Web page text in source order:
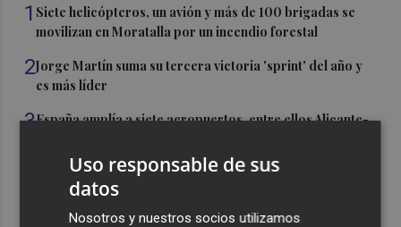
1 Siete helicópteros, un avión y más de 100 brigadas se
movilizan en Moratalla por un incendio forestal
2Jorge Martín suma su tercera victoria 'sprint' del año y
es más líder
3España amplía a siete aeropuertos, entre ellos Alicante-
La Biblioteca Valenciana conmemora el 750 aniversario
del legado de Jaume I
Uso responsable de sus
datos
Nosotros y nuestros socios utilizamos